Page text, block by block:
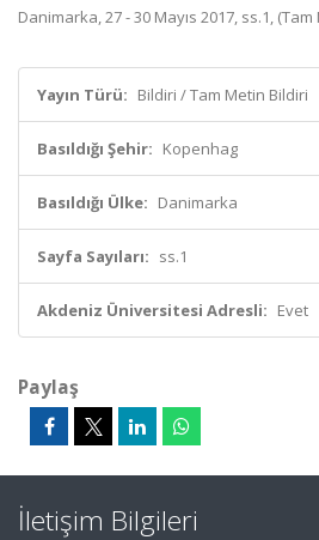
Danimarka, 27 - 30 Mayıs 2017, ss.1,
Yayın Türü: Bildiri / Tam Metin Bildiri
Basıldığı Şehir: Kopenhag
Basıldığı Ülke: Danimarka
Sayfa Sayıları: ss.1
Akdeniz Üniversitesi Adresli: Evet
Paylaş
İletişim Bilgileri